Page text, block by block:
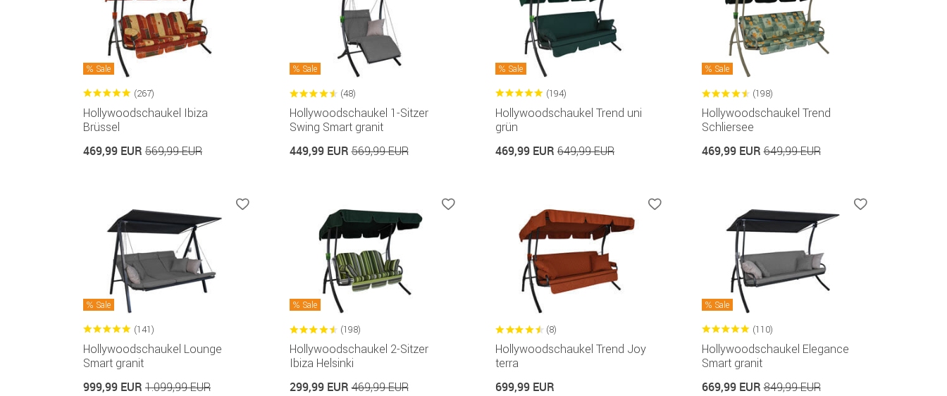
Sale
(267)
Hollywoodschaukel Ibiza
Brüssel
469,99 EUR 569,99 EUR
Sale
(48)
Hollywoodschaukel 1-Sitzer
Swing Smart granit
449,99 EUR569,99 EUR
Sale
(194)
Hollywoodschaukel Trend uni
grün
469,99 EUR 649,99 EUR
Sale
(198)
Hollywoodschaukel Trend
Schliersee
469,99 EUR649,99 EUR
Sale
(141)
Hollywoodschaukel Lounge
Smart granit
999,99 EUR 1.099,99 EUR
Sale
(198)
Hollywoodschaukel 2-Sitzer
Ibiza Helsinki
299,99 EUR469,99 EUR
(8)
Hollywoodschaukel Trend Joy
terra
699,99 EUR
Sale
(110)
Hollywoodschaukel Elegance
Smart granit
669,99 EUR849,99 EUR